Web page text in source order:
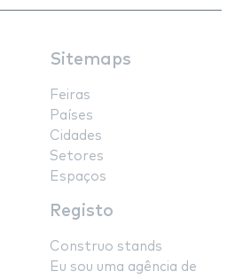
Sitemaps
Feiras
Países
Cidades
Setores
Espaços
Registo
Construo stands
Eu sou uma agência de